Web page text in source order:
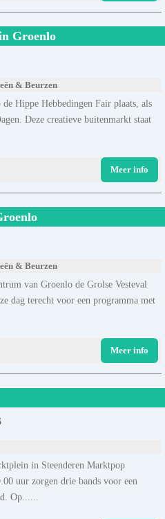
Groenlo
& Beurzen
Hippe Hebbedingen Fair plaats, als
Deze creatieve buitenmarkt staat
Meer info
& Beurzen
van Groenlo de Grolse Vesteval
dag terecht voor een programma met
Meer info
in Steenderen Marktpop
uur zorgen drie bands voor een
Op......